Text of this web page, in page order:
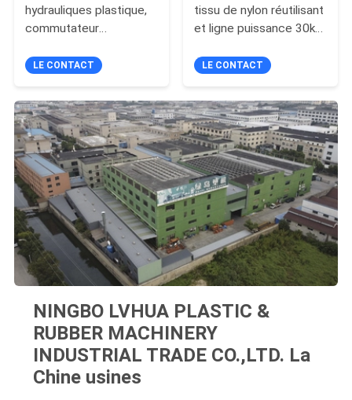
hydrauliques plastique,
commutateur
200*200 d'écran de
libre d'air
LE CONTACT
tissu de nylon réutilisant
et ligne puissance 30kw
LE CONTACT
NINGBO LVHUA PLASTIC &
RUBBER MACHINERY
INDUSTRIAL TRADE CO.,LTD. La
Chine usines